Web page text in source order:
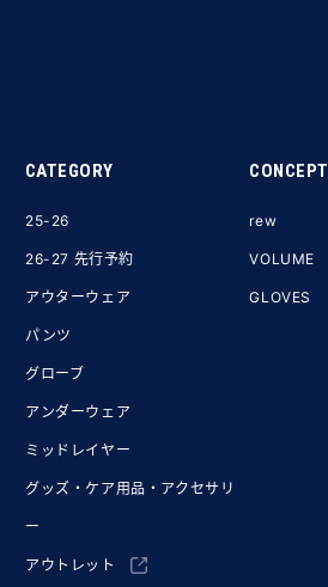
CATEGORY
25-26
26-27 先行予約
アウターウェア
パンツ
グローブ
アンダーウェア
ミッドレイヤー
グッズ・ケア用品・アクセサリ
ー
アウトレット
CONCEPT
rew
VOLUME
GLOVES